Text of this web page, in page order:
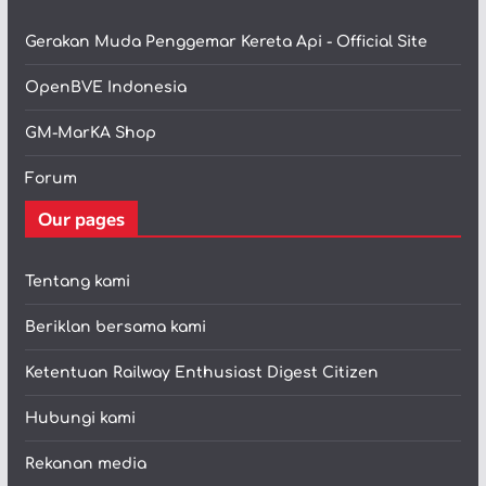
Gerakan Muda Penggemar Kereta Api - Official Site
OpenBVE Indonesia
GM-MarKA Shop
Forum
Our pages
Tentang kami
Beriklan bersama kami
Ketentuan Railway Enthusiast Digest Citizen
Hubungi kami
Rekanan media